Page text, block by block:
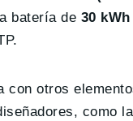
batería de 30 kWh
con otros
como la